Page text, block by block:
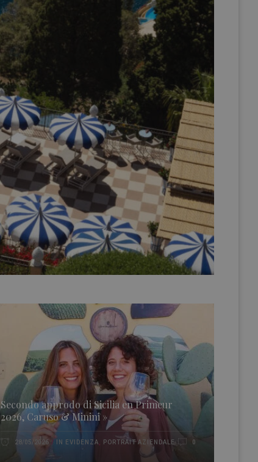
Secondo approdo di Sicilia en Primeur
2026, Caruso & Minini »
28/05/2026 IN EVIDENZA PORTRAIT AZIENDALE 0